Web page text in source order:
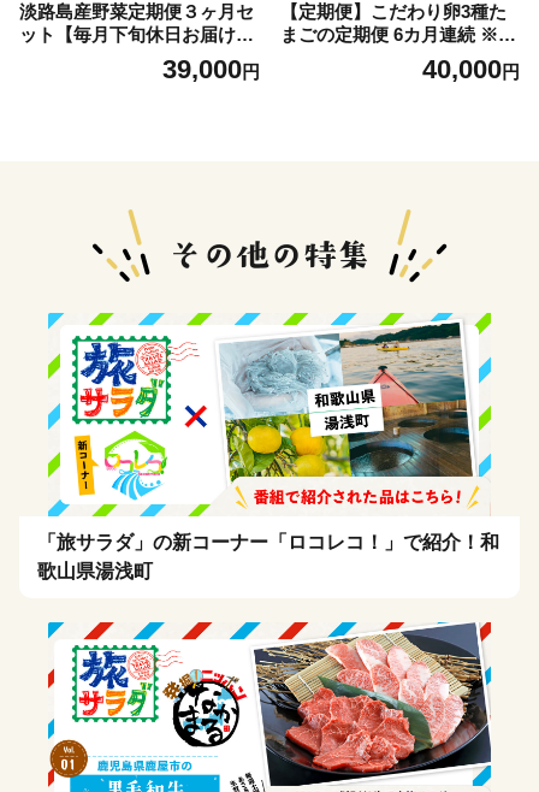
淡路島産野菜定期便３ヶ月セ
ット【毎月下旬休日お届け】
39,000円
【定期便】こだわり卵3種た
まごの定期便 6カ月連続 ※北
海道・東北・沖縄・その他離
40,000円
「旅サラダ」の新コーナー「ロコレコ！」で紹介！和
歌山県湯浅町